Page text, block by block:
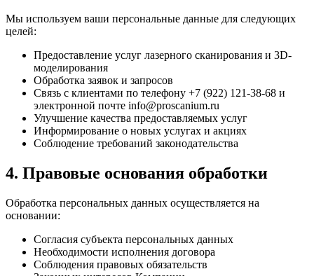
Мы используем ваши персональные данные для следующих
целей:
Предоставление услуг лазерного сканирования и 3D-
моделирования
Обработка заявок и запросов
Связь с клиентами по телефону +7 (922) 121-38-68 и
электронной почте info@proscanium.ru
Улучшение качества предоставляемых услуг
Информирование о новых услугах и акциях
Соблюдение требований законодательства
4. Правовые основания обработки
Обработка персональных данных осуществляется на
основании:
Согласия субъекта персональных данных
Необходимости исполнения договора
Соблюдения правовых обязательств